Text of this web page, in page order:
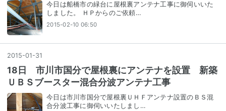
今日は船橋市の緑台に屋根裏アンテナ工事に御伺いいた
しました。 ＨＰからのご依頼…
2015-02-10 06:50
2015-01 -31
18日 市川市国分で屋根裏にアンテナを設置 新築
ＵＢＳブースター混合分波アンテナ工事
今日は市川市国分で屋根裏ＵＨＦアンテナ設置のＢＳ混
合分波工事に御伺いいたしまし…